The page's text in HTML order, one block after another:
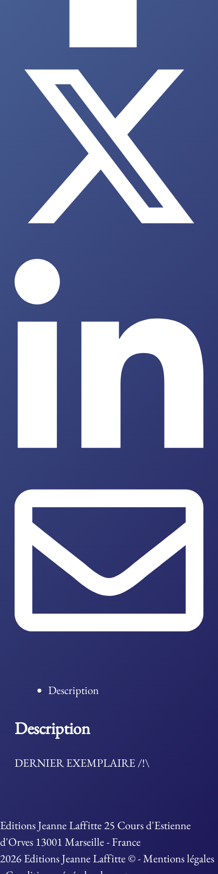
Description
Description
DERNIER EXEMPLAIRE /!\
Editions Jeanne Laffitte 25 Cours d'Estienne
d'Orves 13001 Marseille - France
2026 Editions Jeanne Laffitte © -Mentions légales